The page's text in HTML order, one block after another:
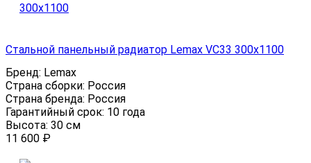
Стальной панельный радиатор Lemax VC33 300х1100
Бренд: Lemax
Страна сборки: Россия
Страна бренда: Россия
Гарантийный срок: 10 года
Высота: 30 см
11 600 ₽